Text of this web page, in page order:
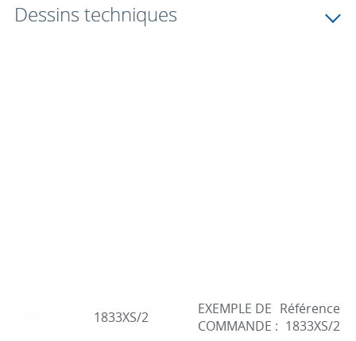
Dessins techniques
1833XS/2
EXEMPLE DE
COMMANDE :
Référence
1833XS/2